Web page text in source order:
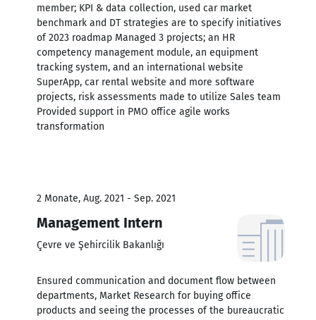
member; KPI & data collection, used car market
benchmark and DT strategies are to specify initiatives
of 2023 roadmap Managed 3 projects; an HR
competency management module, an equipment
tracking system, and an international website
SuperApp, car rental website and more software
projects, risk assessments made to utilize Sales team
Provided support in PMO office agile works
transformation
2 Monate, Aug. 2021 - Sep. 2021
Management Intern
Çevre ve Şehircilik Bakanlığı
Ensured communication and document flow between
departments, Market Research for buying office
products and seeing the processes of the bureaucratic